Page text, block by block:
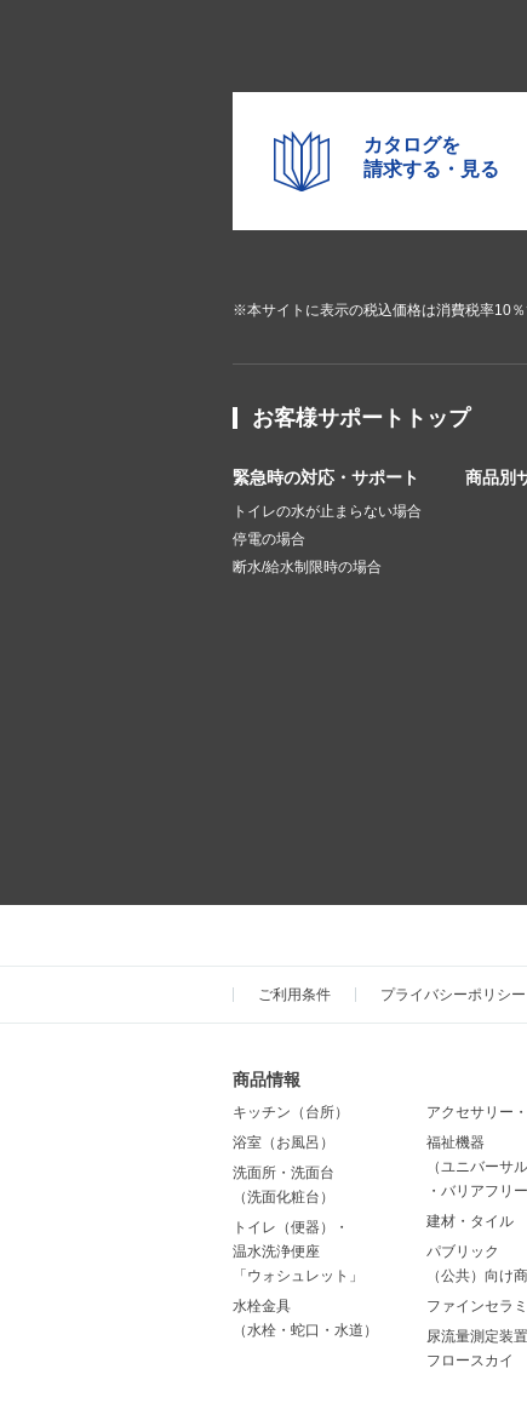
カタログを
請求する・見る
※本サイトに表示の税込価格は消費税率10
お客様サポートトップ
緊急時の対応・サポート
トイレの水が止まらない場合
停電の場合
断水/給水制限時の場合
商品別
ご利用条件 プライバシーポリシー
商品情報
キッチン（台所）
浴室（お風呂）
洗面所・洗面台
（洗面化粧台）
トイレ（便器）・
温水洗浄便座
「ウォシュレット」
水栓金具
（水栓・蛇口・水道）
アクセサリー
福祉機器
（ユニバーサ
・バリアフリー
建材・タイル
パブリック
（公共）向け
ファインセラ
尿流量測定装置
フロースカイ